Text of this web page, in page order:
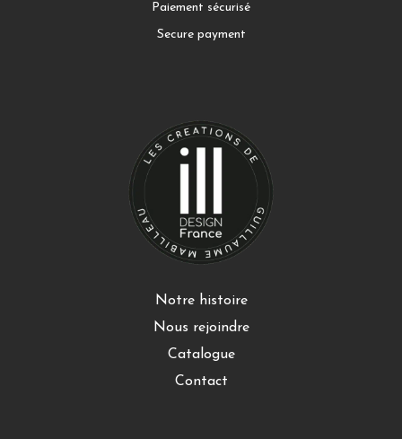
Paiement sécurisé
Secure payment
Notre histoire
Nous rejoindre
Catalogue
Contact